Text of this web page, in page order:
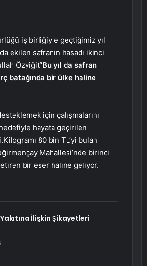
iş birliğiyle geçtiğimiz yıl
ekilen safranın hasadı ikinci
Özyiğit“Bu yıl da safran
batağında bir ülke haline
için çalışmalarını
hayata geçirilen
80 bin TL’yi bulan
Mahallesi’nde birinci
bir eser haline geliyor.
İlişkin Şikayetleri